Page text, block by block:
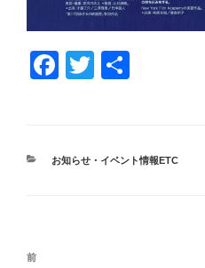
F
e
T
er
カ
お知らせ・イベント情報ETC
投
前
前